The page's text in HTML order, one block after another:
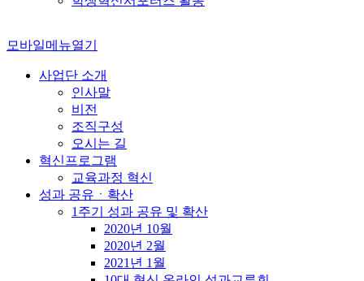
모바일메뉴열기
사업단 소개
인사말
비전
조직구성
오시는 길
혁신프로그램
교육과정 혁신
성과 공유ㆍ확산
1주기 성과 공유 및 확산
2020년 10월
2020년 2월
2021년 1월